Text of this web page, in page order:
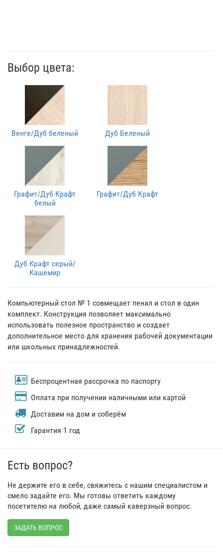
Выбор цвета:
Венге/Дуб беленый Дуб Беленый
Графит/Дуб Крафт
белый
Графит/Дуб Крафт
Дуб Крафт серый/
Кашемир
Компьютерный стол № 1 совмещает пенал и стол в один
комплект. Конструкция позволяет максимально
использовать полезное пространство и создает
дополнительное место для хранения рабочей документации
или школьных принадлежностей.
Беспроцентная рассрочка по паспорту
Оплата при получении наличными или картой
Доставим на дом и соберём
Гарантия 1 год
Есть вопрос?
Не держите его в себе, свяжитесь с нашим специалистом и
смело задайте его. Мы готовы ответить каждому
посетителю на любой, даже самый каверзный вопрос.
ЗАДАТЬ ВОПРОС